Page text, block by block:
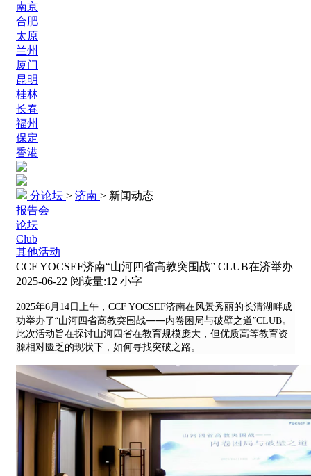
南京
合肥
太原
兰州
厦门
昆明
桂林
长春
福州
保定
香港
分论坛 > 济南 > 新闻动态
报告会
论坛
Club
其他活动
CCF YOCSEF济南“山河四省高教突围战” CLUB在济举办
2025-06-22 阅读量:12 小字
2025年6月14日上午，CCF YOCSEF济南在风景秀丽的长清湖畔成
功举办了“山河四省高教突围战——内卷困局与破壁之道”CLUB。
此次活动旨在探讨山河四省在教育规模庞大，但优质高等教育资
源相对匮乏的现状下，如何寻找突破之路。